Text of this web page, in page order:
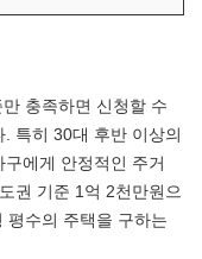
충족하면 신청할 수
특히 30대 후반 이상의
에게 안정적인 주거
권 기준 1억 2천만원으
평수의 주택을 구하는